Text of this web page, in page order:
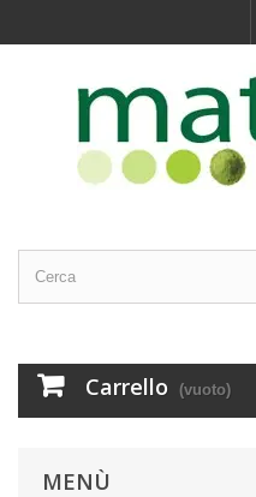
Carrello (vuoto)
MENÙ